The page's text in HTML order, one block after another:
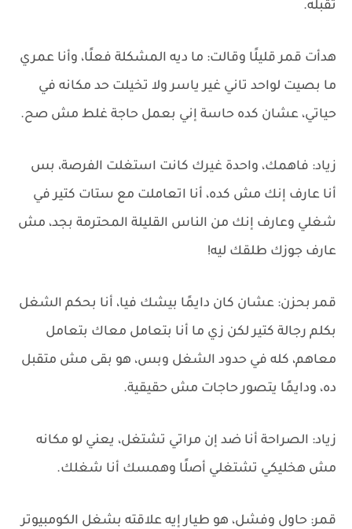
تقبله.
هدأت قمر قليلًا وقالت: ما ديه المشكلة فعلًا، وأنا عمري
ما بصيت لواحد تاني غير ياسر ولا تخيلت حد مكانه في
حياتي، عشان كده حاسة إني بعمل حاجة غلط مش صح.
زياد: فاهمك، واحدة غيرك كانت استغلت الفرصة، بس
أنا عارف إنك مش كده، أنا اتعاملت مع ستات كتير في
شغلي وعارف إنك من الناس القليلة المحترمة بجد، مش
عارف جوزك طلقك ليه!
قمر بحزن: عشان كان دايمًا بيشك فيا، أنا بحكم الشغل
بكلم رجالة كتير لكن زي ما أنا بتعامل معاك بتعامل
معاهم، كله في حدود الشغل وبس، هو بقى مش متقبل
ده، ودايمًا يتصور حاجات مش حقيقية.
زياد: الصراحة أنا ضد إن مراتي تشتغل، يعني لو مكانه
مش هخليكي تشتغلي أصلًا وهمسك أنا شغلك.
قمر: حاول وفشل، هو طيار إيه علاقته بشغل الكومبيوتر